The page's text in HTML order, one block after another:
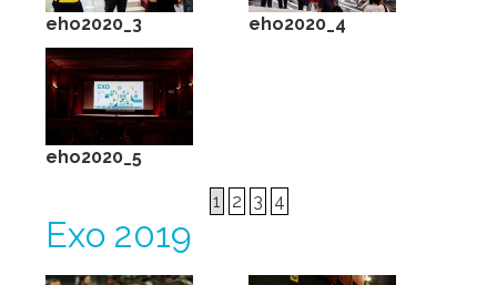
eho2020_3 eho2020_4
eho2020_5
1 2 3 4
Ехо 2019